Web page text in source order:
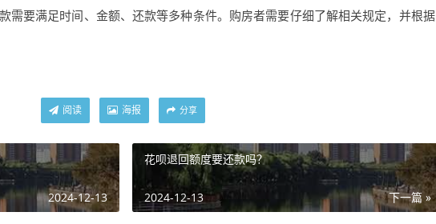
需要满足时间、金额、还款等多种条件。购房者需要仔细了解相关规定，并根据
阅读 海报 分享
2024-12-13
花呗退回额度要还款吗？
下一篇 »
2024-12-13